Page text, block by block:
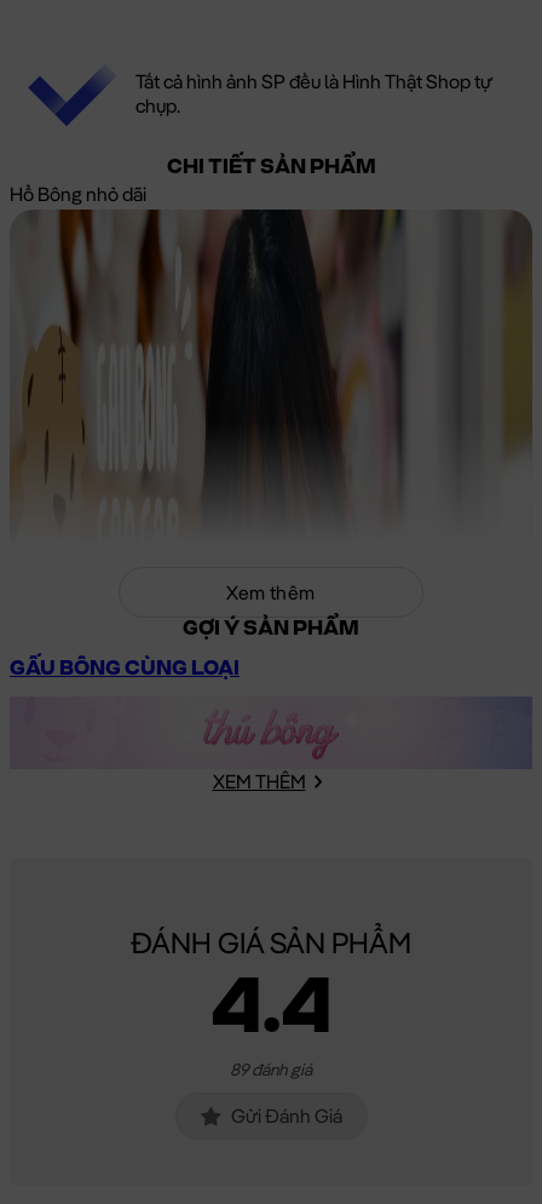
Tất cả hình ảnh SP đều là Hình Thật Shop tự
chụp.
CHI TIẾT SẢN PHẨM
Hổ Bông nhỏ dãi
Xem thêm
GỢI Ý SẢN PHẨM
GẤU BÔNG CÙNG LOẠI
XEM THÊM
ĐÁNH GIÁ SẢN PHẨM
4.4
89 đánh giá
Gửi Đánh Giá